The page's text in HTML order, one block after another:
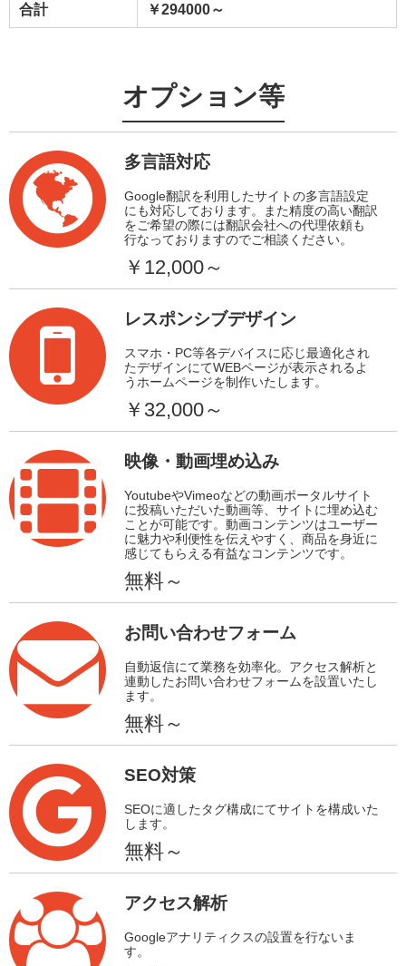
合計 ￥294000～
オプション等
多言語対応
Google翻訳を利用したサイトの多言語設定
にも対応しております。また精度の高い翻訳
をご希望の際には翻訳会社への代理依頼も
行なっておりますのでご相談ください。
￥12,000～
レスポンシブデザイン
スマホ・PC等各デバイスに応じ最適化され
たデザインにてWEBページが表示されるよ
うホームページを制作いたします。
￥32,000～
映像・動画埋め込み
YoutubeやVimeoなどの動画ポータルサイト
に投稿いただいた動画等、サイトに埋め込む
ことが可能です。動画コンテンツはユーザー
に魅力や利便性を伝えやすく、商品を身近に
感じてもらえる有益なコンテンツです。
無料～
お問い合わせフォーム
自動返信にて業務を効率化。アクセス解析と
連動したお問い合わせフォームを設置いたし
ます。
無料～
SEO対策
SEOに適したタグ構成にてサイトを構成いた
します。
無料～
アクセス解析
Googleアナリティクスの設置を行ないま
す。